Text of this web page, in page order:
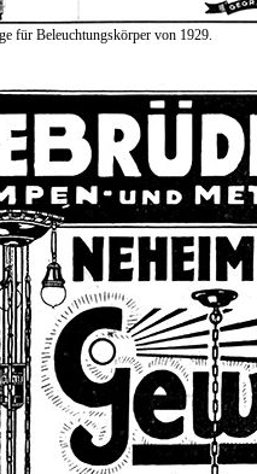
für Beleuchtungskörper von 1929.